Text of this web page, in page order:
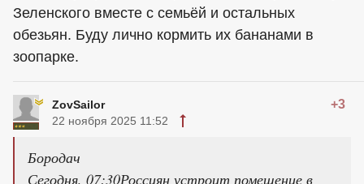
Зеленского вместе с семьёй и остальных
обезьян. Буду лично кормить их бананами в
зоопарке.
ZovSailor +3
22 ноября 2025 11:52
Бородач
Сегодня, 07:30Россиян устроит помещение в